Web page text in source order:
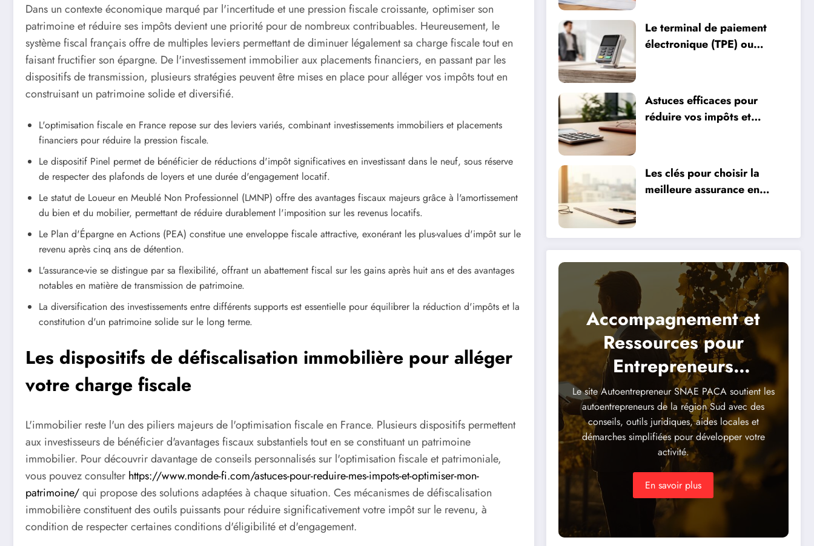
Dans un contexte économique marqué par l'incertitude et une pression fiscale croissante, optimiser son
patrimoine et réduire ses impôts devient une priorité pour de nombreux contribuables. Heureusement, le
système fiscal français offre de multiples leviers permettant de diminuer légalement sa charge fiscale tout en
faisant fructifier son épargne. De l'investissement immobilier aux placements financiers, en passant par les
dispositifs de transmission, plusieurs stratégies peuvent être mises en place pour alléger vos impôts tout en
construisant un patrimoine solide et diversifié.
L'optimisation fiscale en France repose sur des leviers variés, combinant investissements immobiliers et placements
financiers pour réduire la pression fiscale.
Le dispositif Pinel permet de bénéficier de réductions d'impôt significatives en investissant dans le neuf, sous réserve
de respecter des plafonds de loyers et une durée d'engagement locatif.
Le statut de Loueur en Meublé Non Professionnel (LMNP) offre des avantages fiscaux majeurs grâce à l'amortissement
du bien et du mobilier, permettant de réduire durablement l'imposition sur les revenus locatifs.
Le Plan d'Épargne en Actions (PEA) constitue une enveloppe fiscale attractive, exonérant les plus-values d'impôt sur le
revenu après cinq ans de détention.
L'assurance-vie se distingue par sa flexibilité, offrant un abattement fiscal sur les gains après huit ans et des avantages
notables en matière de transmission de patrimoine.
La diversification des investissements entre différents supports est essentielle pour équilibrer la réduction d'impôts et la
constitution d'un patrimoine solide sur le long terme.
Les dispositifs de défiscalisation immobilière pour alléger
votre charge fiscale
L'immobilier reste l'un des piliers majeurs de l'optimisation fiscale en France. Plusieurs dispositifs permettent
aux investisseurs de bénéficier d'avantages fiscaux substantiels tout en se constituant un patrimoine
immobilier. Pour découvrir davantage de conseils personnalisés sur l'optimisation fiscale et patrimoniale,
vous pouvez consulter https://www.monde-fi.com/astuces-pour-reduire-mes-impots-et-optimiser-mon-
patrimoine/qui propose des solutions adaptées à chaque situation. Ces mécanismes de défiscalisation
immobilière constituent des outils puissants pour réduire significativement votre impôt sur le revenu, à
condition de respecter certaines conditions d'éligibilité et d'engagement.
Le terminal de paiement
électronique (TPE) ou
pour optimiser vos
encaissements ?
Astuces efficaces pour
réduire vos impôts et
Les clés pour choisir la
meilleure assurance en
Accompagnement et
Ressources pour
Entrepreneurs
Indépendants
Le site Autoentrepreneur SNAE PACA soutient les
autoentrepreneurs de la région Sud avec des
conseils, outils juridiques, aides locales et
démarches simplifiées pour développer votre
activité.
En savoir plus